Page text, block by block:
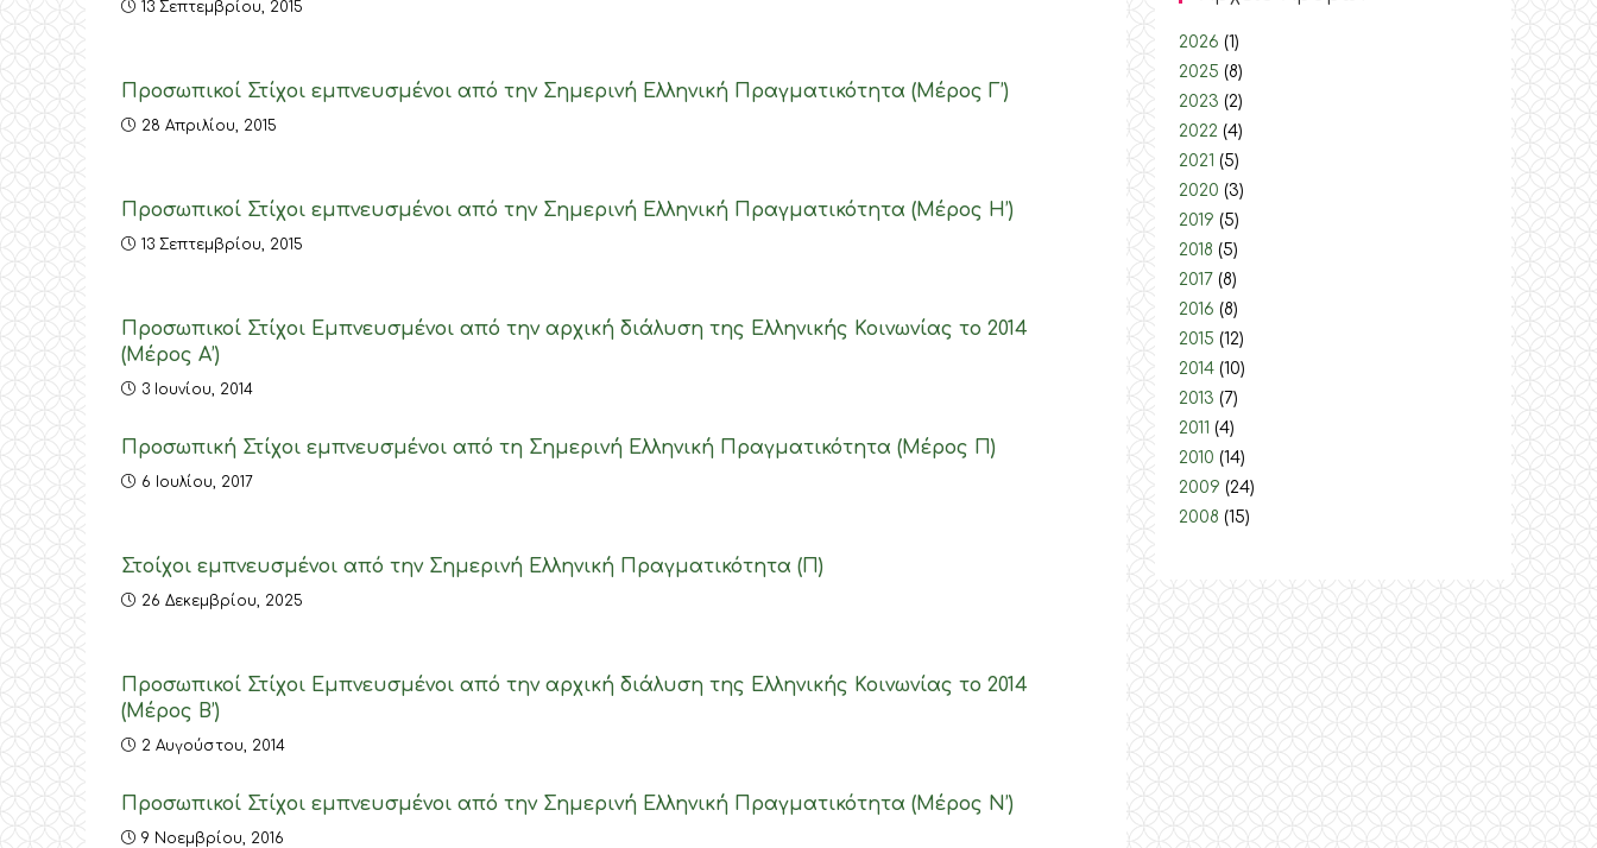
13 Σεπτεμβρίου, 2015
Προσωπικοί Στίχοι εμπνευσμένοι από την Σημερινή Ελληνική Πραγματικότητα (Μέρος Γ’)
28 Απριλίου, 2015
Προσωπικοί Στίχοι εμπνευσμένοι από την Σημερινή Ελληνική Πραγματικότητα (Μέρος Η’)
13 Σεπτεμβρίου, 2015
Προσωπικοί Στίχοι Εμπνευσμένοι από την αρχική διάλυση της Ελληνικής Κοινωνίας το 2014
(Μέρος Α’)
3 Ιουνίου, 2014
Προσωπική Στίχοι εμπνευσμένοι από τη Σημερινή Ελληνική Πραγματικότητα (Μέρος Π)
6 Ιουλίου, 2017
Στοίχοι εμπνευσμένοι από την Σημερινή Ελληνική Πραγματικότητα (Π)
26 Δεκεμβρίου, 2025
Προσωπικοί Στίχοι Εμπνευσμένοι από την αρχική διάλυση της Ελληνικής Κοινωνίας το 2014
(Μέρος Β’)
2 Αυγούστου, 2014
Προσωπικοί Στίχοι εμπνευσμένοι από την Σημερινή Ελληνική Πραγματικότητα (Μέρος N’)
9 Νοεμβρίου, 2016
2026 (1)
2025 (8)
2023 (2)
2022 (4)
2021 (5)
2020 (3)
2019 (5)
2018 (5)
2017 (8)
2016 (8)
2015 (12)
2014 (10)
2013 (7)
2011 (4)
2010 (14)
2009 (24)
2008 (15)